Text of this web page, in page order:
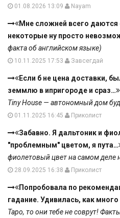
01.08.2026 13:09 Nayam
Мне сложней всего
некоторые ну просто
факта об английском языке)
10.11.2025 17:53 Завсегдай
Если б не цена доставки,
земмлю в ипригороде и сраз…
Tiny House — автономный дом
01.11.2025 16:45 Приколист
Забавно. Я дальтоник и
"проблемным" цветом, я пута…
фиолетовый цвет на самом деле
28.09.2025 16:38 Приколист
Попробовала по
гадание. Удивилась, как много
Таро, то они тебе не соврут!